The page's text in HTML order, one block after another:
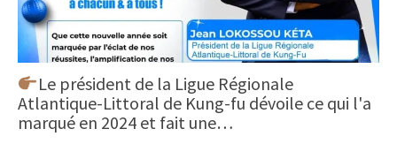
Le président de la Ligue Régionale
Atlantique-Littoral de Kung-fu dévoile ce qui l'a
marqué en 2024 et fait une…